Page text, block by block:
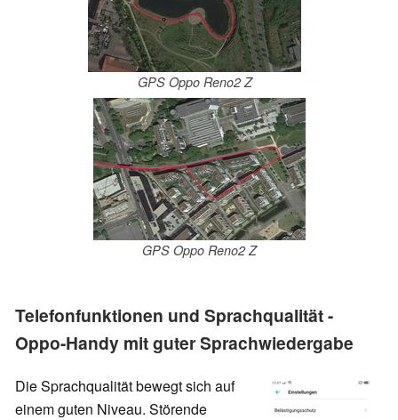
GPS Oppo Reno2 Z
GPS Oppo Reno2 Z
Telefonfunktionen und Sprachqualität -
Oppo-Handy mit guter Sprachwiedergabe
Die Sprachqualität bewegt sich auf
einem guten Niveau. Störende